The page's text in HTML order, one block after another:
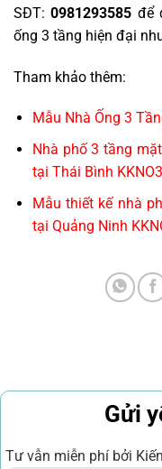
SĐT:0981293585 để
ống 3 tầng hiện đại
Tham khảo thêm:
Mẫu Nhà Ống 3
Nhà phố 3 tầng
tại Thái Bình
Mẫu thiết kế nhà
tại Quảng Ninh
Gửi
Tư vẫn miễn phí bởi